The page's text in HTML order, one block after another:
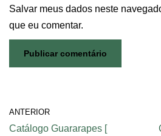
Salvar meus dados neste
que eu comentar.
ANTERIOR
Catálogo Guararapes [